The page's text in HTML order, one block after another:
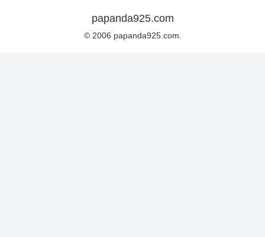
papanda925.com
© 2006 papanda925.com.